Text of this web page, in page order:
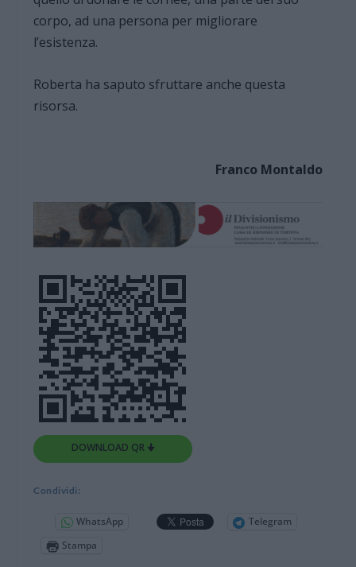
corpo, ad una persona per migliorare
l’esistenza.
Roberta ha saputo sfruttare anche questa
risorsa.
Franco Montaldo
DOWNLOAD QR 🠋
Condividi:
WhatsApp
Telegram
Stampa